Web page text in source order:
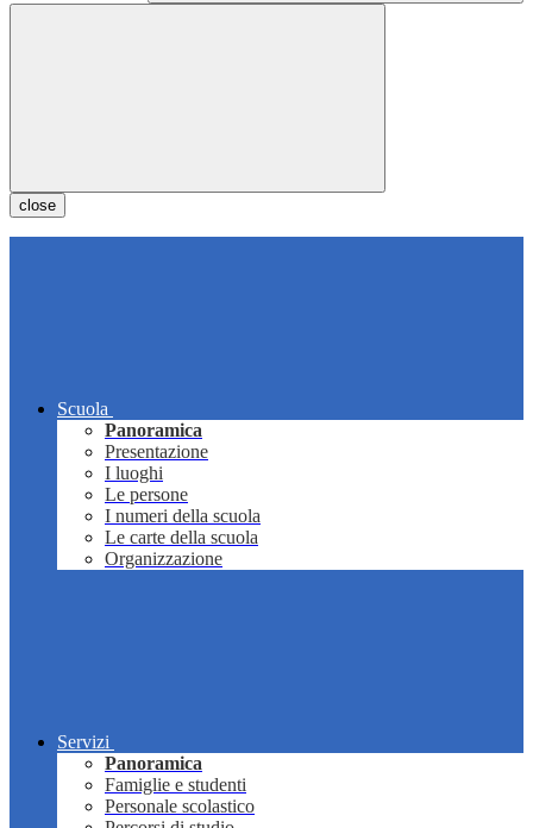
close
Scuola
Panoramica
Presentazione
I luoghi
Le persone
I numeri della scuola
Le carte della scuola
Organizzazione
Servizi
Panoramica
Famiglie e studenti
Personale scolastico